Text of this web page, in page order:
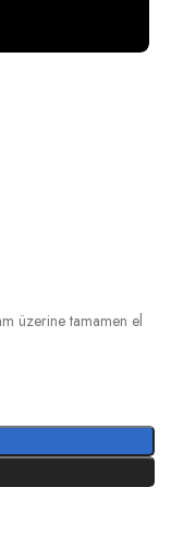
üzerine tamamen el